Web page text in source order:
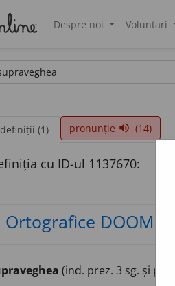
Despre noi Voluntari
definiții (1) pronunție volume_up (14)
cu ID-ul 1137670:
Ortografice DOOM
(ind. prez. 3 sg. și pl.